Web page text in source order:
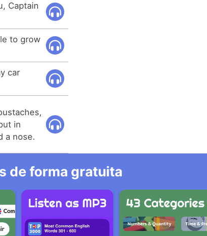
Captain
to grow
car
in
a nose.
de forma gratuita